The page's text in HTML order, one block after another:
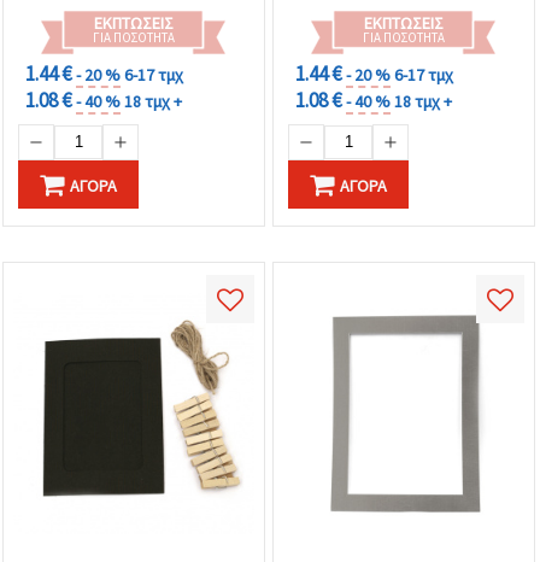
ΕΚΠΤΏΣΕΙΣ
ΓΙΑ ΠΟΣΌΤΗΤΑ
1.44 €- 20 %6-17 τμχ
1.08 €- 40 %18 τμχ +
ΑΓΟΡΆ
ΕΚΠΤΏΣΕΙΣ
ΓΙΑ ΠΟΣΌΤΗΤΑ
1.44 €- 20 %6-17 τμχ
1.08 €- 40 %18 τμχ +
ΑΓΟΡΆ